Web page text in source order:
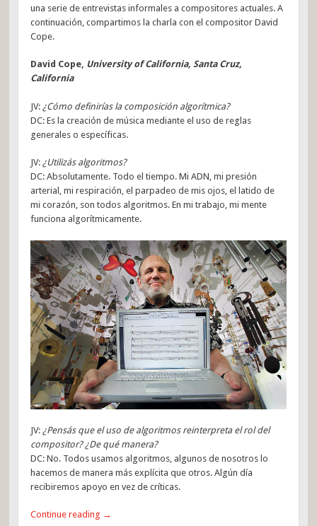
una serie de entrevistas informales a compositores actuales. A
continuación, compartimos la charla con el compositor David
Cope.
David Cope, University of California, Santa Cruz,
California
JV: ¿Cómo definirías la composición algorítmica?
DC: Es la creación de música mediante el uso de reglas
generales o específicas.
JV:¿Utilizás algoritmos?
DC: Absolutamente. Todo el tiempo. Mi ADN, mi presión
arterial, mi respiración, el parpadeo de mis ojos, el latido de
mi corazón, son todos algoritmos. En mi trabajo, mi mente
funciona algorítmicamente.
JV: ¿Pensás que el uso de algoritmos reinterpreta el rol del
compositor? ¿De qué manera?
DC: No. Todos usamos algoritmos, algunos de nosotros lo
hacemos de manera más explícita que otros. Algún día
recibiremos apoyo en vez de críticas.
Continue reading →